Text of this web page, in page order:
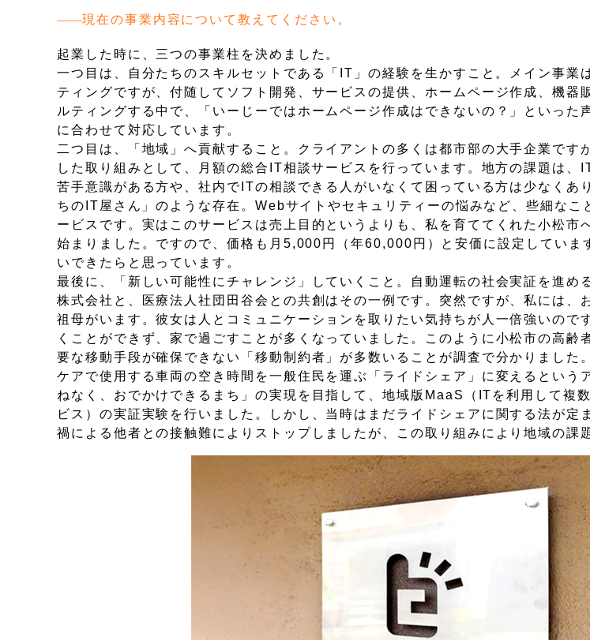
現在の事業内容について教えてください。
起業した時に、三つの事業柱を決めました。
一つ目は、自分たちのスキルセットである「IT」の経験を生かすこと。メイン事業
ティングですが、付随してソフト開発、サービスの提供、ホームページ作成、機器
ルティングする中で、「いーじーではホームページ作成はできないの？」といった
に合わせて対応しています。
二つ目は、「地域」へ貢献すること。クライアントの多くは都市部の大手企業です
した取り組みとして、月額の総合IT相談サービスを行っています。地方の課題は、
苦手意識がある方や、社内でITの相談できる人がいなくて困っている方は少なくあ
ちのIT屋さん」のような存在。Webサイトやセキュリティーの悩みなど、些細なこ
ービスです。実はこのサービスは売上目的というよりも、私を育ててくれた小松市
始まりました。ですので、価格も月5,000円（年60,000円）と安価に設定していま
いできたらと思っています。
最後に、「新しい可能性にチャレンジ」していくこと。自動運転の社会実証を進め
株式会社と、医療法人社団田谷会との共創はその一例です。突然ですが、私には、
祖母がいます。彼女は人とコミュニケーションを取りたい気持ちが人一倍強いので
くことができず、家で過ごすことが多くなっていました。このように小松市の高齢
要な移動手段が確保できない「移動制約者」が多数いることが調査で分かりました
ケアで使用する車両の空き時間を一般住民を運ぶ「ライドシェア」に変えるという
ねなく、おでかけできるまち」の実現を目指して、地域版MaaS（ITを利用して複
ビス）の実証実験を行いました。しかし、当時はまだライドシェアに関する法が定
禍による他者との接触難によりストップしましたが、この取り組みにより地域の課